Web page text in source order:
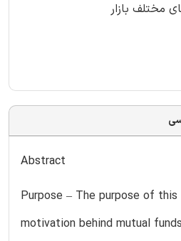
مختلف بازار
Abstract
Purpose – The purpose of
motivation behind mutual